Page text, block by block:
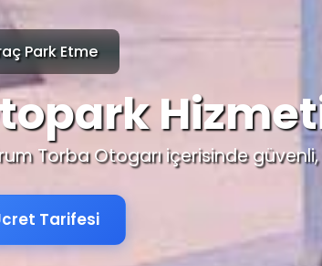
Park Etme
Torba Otogarı içerisinde
Tarifesi